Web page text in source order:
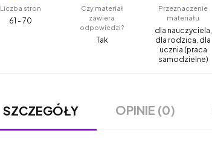
Liczba stron
61 - 70
Czy materiał
zawiera
odpowiedzi?
Tak
Przeznaczenie
materiału
dla nauczyciela,
dla rodzica, dla
ucznia (praca
samodzielne)
SZCZEGÓŁY OPINIE (0)